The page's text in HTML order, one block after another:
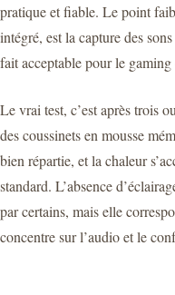
pratique et fiable. Le point
intégré, est la capture des
fait acceptable pour le
Le vrai test, c’est après trois
des coussinets en mousse
bien répartie, et la chaleur
standard. L’absence
par certains, mais elle
concentre sur l’audio et le